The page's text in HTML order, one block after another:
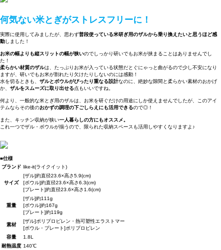
何気ない米とぎがストレスフリーに！
実際に使用してみましたが、思わず普段使っている米研ぎ用のザルから乗り換えたいと思うほど感
動しました！
お米の幅よりも縦スリットの幅が狭いのでしっかり研いでもお米が挟まることはありませんでし
た！
柔らかい材質のザルは、たっぷりお米が入っている状態だとぐにゃっと曲がるので少し不安になり
ますが、研いでもお米が割れたり欠けたりしないのには感動！
水を切るときも、 ザルとボウルがぴったり重なる設計なのに、絶妙な隙間と柔らかい素材のおかげ
か、 ザルをスムーズに取り出せる点もいいですね。
何より、一般的な米とぎ用のザルは、お米を研ぐだけの用途にしか使えませんでしたが、このアイ
テムならその後のおかずの調理の下ごしらえにも活用できるので◎！
また、キッチン収納が狭い一人暮らしの方にもオススメ。
これ一つでザル・ボウルが揃うので、限られた収納スペースも活用しやすくなりますよ♪
■仕様
ブランド like-it(ライクイット)
サイズ
[ザル]約直径23.6×高さ5.9(cm)
[ボウル]約直径23.6×高さ6.3(cm)
[プレート]約直径23.6×高さ1.6(cm)
重量
[ザル]約111g
[ボウル]約167g
[プレート]約119g
素材
[ザル]ポリプロピレン・熱可塑性エラストマー
[ボウル・プレート]ポリプロピレン
容量
1.8L
耐熱温度 140℃